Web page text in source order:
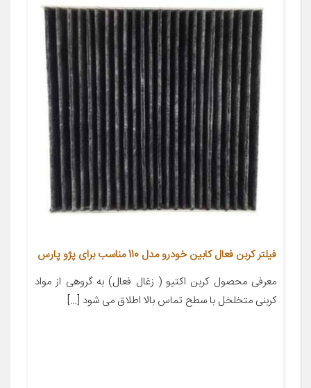
فیلتر کربن فعال کابین خودرو مدل 110 مناسب برای پژو پارس
معرفی محصول کربن اکتیو ( زغال فعال) به گروهی از مواد
کربنی متخلخل با سطح تماس بالا اطلاق می شود […]